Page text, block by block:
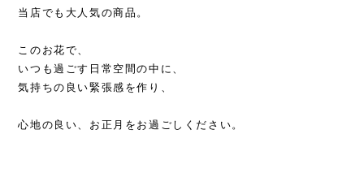
当店でも大人気の商品。
このお花で、
いつも過ごす日常空間の中に、
気持ちの良い緊張感を作り、
心地の良い、お正月をお過ごしください。